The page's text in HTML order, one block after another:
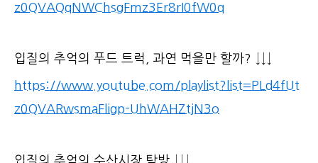
z0QVAQqNWChsgFmz3Er8rI0fW0q
입질의 추억의 푸드 트럭, 과연 먹을만 할까? ↓↓↓
https://www.youtube.com/playlist?list=PLd4fUt
z0QVARwsmaFligp-UhWAHZtjN3o